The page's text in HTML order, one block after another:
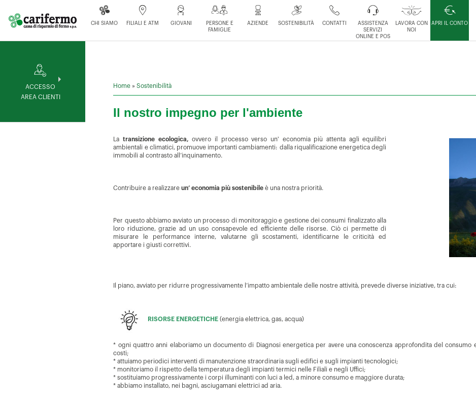
CHI SIAMO FILIALI E ATM GIOVANI
PERSONE E
FAMIGLIE
AZIENDE SOSTENIBILITÀ CONTATTI
ASSISTENZA
SERVIZI
ONLINE E POS
LAVORA CON
NOI
APRI IL CONTO
ACCESSO
AREA CLIENTI
Home »Sostenibilità
Il nostro impegno per l'ambiente
La transizione ecologica,ovvero il processo verso un' economia più attenta agli equilibri
ambientali e climatici, promuove importanti cambiamenti: dalla riqualificazione energetica degli
immobili al contrasto all’inquinamento.
Contribuire a realizzareun’ economia più sostenibile è una nostra priorità.
Per questo abbiamo avviato un processo di monitoraggio e gestione dei consumi finalizzato alla
loro riduzione, grazie ad un uso consapevole ed efficiente delle risorse. Ciò ci permette di
misurare le performance interne, valutarne gli scostamenti, identificarne le criticità ed
apportare i giusti correttivi.
Il piano, avviato per ridurre progressivamente l’impatto ambientale delle nostre attività, prevede diverse iniziative, tra cui:
RISORSE ENERGETICHE(energia elettrica, gas, acqua)
* ogni quattro anni elaboriamo un documento di Diagnosi energetica per avere una conoscenza approfondita del
costi;
* attuiamo periodici interventi di manutenzione straordinaria sugli edifici e sugli impianti tecnologici;
* monitoriamo il rispetto della temperatura degli impianti termici nelle Filiali e negli Uffici;
* sostituiamo progressivamente i corpi illuminanti con luci a led, a minore consumo e maggiore durata;
* abbiamo installato, nei bagni, asciugamani elettrici ad aria.